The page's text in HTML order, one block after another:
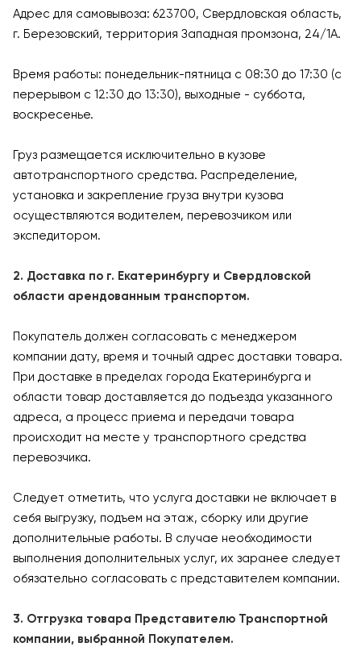
Адрес для самовывоза: 623700, Свердловская область,
г. Березовский, территория Западная промзона, 24/1А.
Время работы: понедельник-пятница с 08:30 до 17:30 (с
перерывом с 12:30 до 13:30), выходные - суббота,
воскресенье.
Груз размещается исключительно в кузове
автотранспортного средства. Распределение,
установка и закрепление груза внутри кузова
осуществляются водителем, перевозчиком или
экспедитором.
2. Доставка по г. Екатеринбургу и Свердловской
области арендованным транспортом.
Покупатель должен согласовать с менеджером
компании дату, время и точный адрес доставки товара.
При доставке в пределах города Екатеринбурга и
области товар доставляется до подъезда указанного
адреса, а процесс приема и передачи товара
происходит на месте у транспортного средства
перевозчика.
Следует отметить, что услуга доставки не включает в
себя выгрузку, подъем на этаж, сборку или другие
дополнительные работы. В случае необходимости
выполнения дополнительных услуг, их заранее следует
обязательно согласовать с представителем компании.
3. Отгрузка товара Представителю Транспортной
компании, выбранной Покупателем.